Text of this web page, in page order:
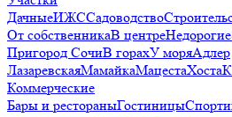
ДачныеИЖССадоводство
От собственникаВ центреНедорогие
Пригород СочиВ горахУ моряАдлер
ЛазаревскаяМамайкаМацестаХоста
Коммерческие
Бары и рестораныГостиницы